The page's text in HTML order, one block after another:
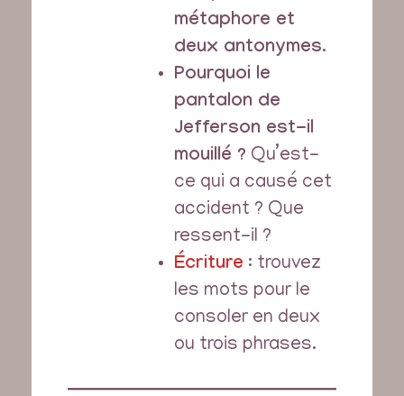
métaphore et
deux antonymes.
Pourquoi le
pantalon de
Jefferson est-il
mouillé ? Qu’est-
ce qui a causé cet
accident ? Que
ressent-il ?
Écriture : trouvez
les mots pour le
consoler en deux
ou trois phrases.